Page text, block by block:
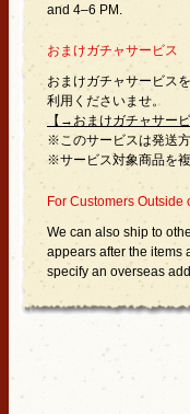
and 4–6 PM.
おまけガチャサービス
おまけガチャサービス
利用くださいませ。
【→おまけガチャサー
※このサービスは発送
※サービス対象商品を
For Customers Outside
We can also ship to
appears after the items
specify an overseas